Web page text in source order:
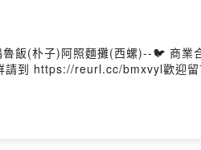
魯飯(朴子)阿照麵攤(西螺)--🐦 商
到 https://reurl.cc/bmxvyl歡迎